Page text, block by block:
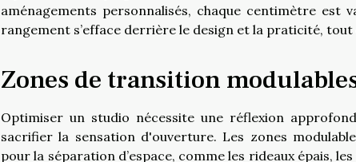
aménagements personnalisés, chaque centimètre
rangement s’efface derrière le design et la praticité,
Zones de transition
Optimiser un studio nécessite une réflexion
sacrifier la sensation d'ouverture. Les zones
pour la séparation d’espace, comme les rideaux épais,